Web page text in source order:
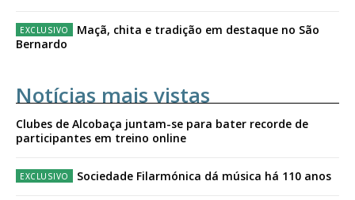
Maçã, chita e tradição em destaque no São
Bernardo
Notícias mais vistas
Clubes de Alcobaça juntam-se para bater recorde de
participantes em treino online
Sociedade Filarmónica dá música há 110 anos